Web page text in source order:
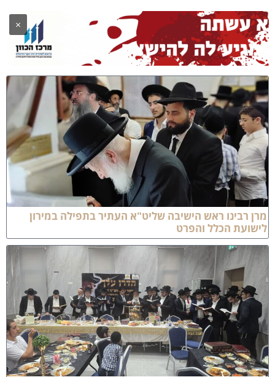
×
רבינו ראש הישיבה שליט"א העתיר בתפילה במירון
הכלל והפרט